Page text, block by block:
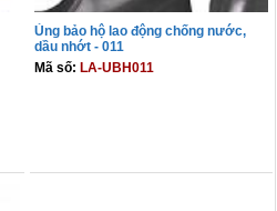
Ủng bảo hộ lao động chống nước,
dầu nhớt - 011
Mã số: LA-UBH011